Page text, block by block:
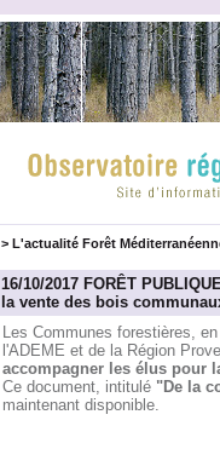
> L'actualité Forêt
16/10/2017 FORÊT
la vente des bois
Les Communes forestières,
l'ADEME et de la Région
accompagner les élus pour
Ce document, intitulé "De la
maintenant disponible.